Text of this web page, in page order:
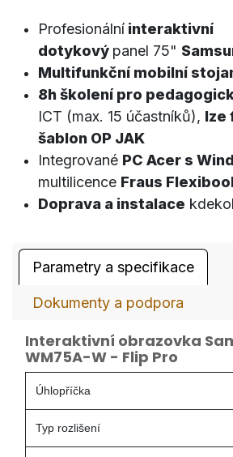
Profesionální interaktivní
dotykový panel 75"
Multifunkční mobilní
8h školení pro
ICT (max. 15 účastníků), lze
šablon OP JAK
Integrované PC Acer s
multilicence Fraus
Doprava a instalace
Parametry a specifikace
Dokumenty a podpora
Interaktivní obrazovka
WM75A-W - Flip Pro
Úhlopříčka
Typ rozlišení